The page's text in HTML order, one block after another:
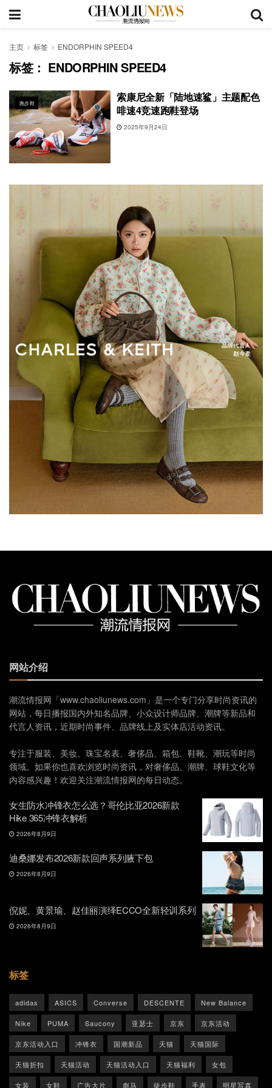
主页 标签 ENDORPHIN SPEED4
标签： ENDORPHIN SPEED4
跑步鞋
索康尼全新「陆地速鲨」主题配色
啡速4竞速跑鞋登场
2025年9月24日
网站介绍
潮流情报网「www.chaoliunews.com」是一个专门分享时尚资讯的
网站，每日播报国内外知名品牌、小众设计师品牌、潮牌等新品和
代言人资讯，近期时尚事件、品牌线上及实体店活动资讯。
专注于服装、美妆、珠宝名表、奢侈品、箱包、鞋靴、潮玩等时尚
领域。如果你也喜欢浏览时尚资讯，对奢侈品、潮牌、球鞋文化等
内容感兴趣！欢迎关注潮流情报网的每日动态。
女生防水冲锋衣怎么选？哥伦比亚2026新款
Hike 365冲锋衣解析
2026年8月9日
迪桑娜发布2026新款回声系列腋下包
2026年8月9日
倪妮、黄景瑜、赵佳丽演绎ECCO全新轻训系列
2026年8月9日
标签
adidas ASICS Converse DESCENTE New Balance
Nike PUMA Saucony 亚瑟士 京东 京东活动
京东活动入口 冲锋衣 国潮新品 天猫 天猫国际
天猫折扣 天猫活动 天猫活动入口 天猫福利 女包
女装 女鞋 广告大片 彪马 徒步鞋 手表 明星写真